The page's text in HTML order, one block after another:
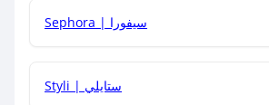
Sephora | سيفورا
Styli | ستايلي